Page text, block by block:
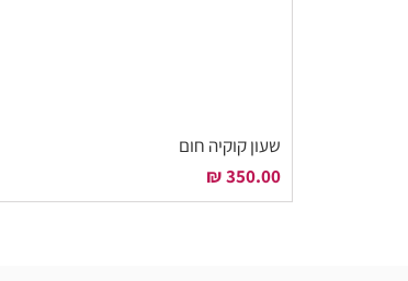
שעון קוקיה חום
מחיר